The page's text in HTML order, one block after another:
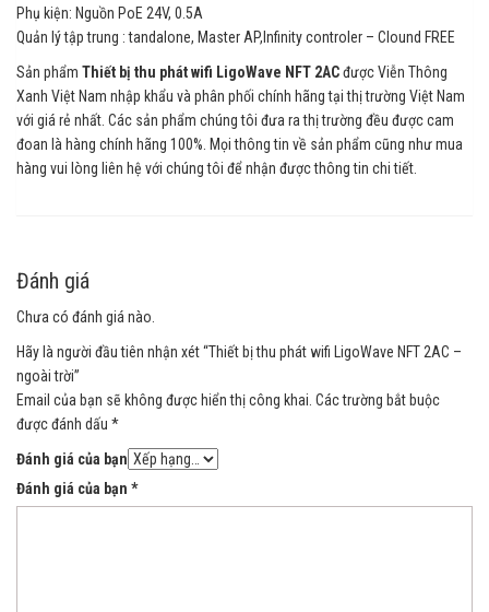
Phụ kiện: Nguồn PoE 24V, 0.5A
Quản lý tập trung : tandalone, Master AP,Infinity controler – Clound FREE
Sản phẩm Thiết bị thu phát wifi LigoWave NFT 2ACđược Viễn Thông
Xanh Việt Nam nhập khẩu và phân phối chính hãng tại thị trường Việt Nam
với giá rẻ nhất. Các sản phẩm chúng tôi đưa ra thị trường đều được cam
đoan là hàng chính hãng 100%. Mọi thông tin về sản phẩm cũng như mua
hàng vui lòng liên hệ với chúng tôi để nhận được thông tin chi tiết.
Đánh giá
Chưa có đánh giá nào.
Hãy là người đầu tiên nhận xét “Thiết bị thu phát wifi LigoWave NFT 2AC –
ngoài trời”
Email của bạn sẽ không được hiển thị công khai. Các trường bắt buộc
được đánh dấu *
Đánh giá của bạn
Đánh giá của bạn *